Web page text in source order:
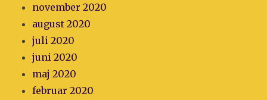
november 2020
august 2020
juli 2020
juni 2020
maj 2020
februar 2020